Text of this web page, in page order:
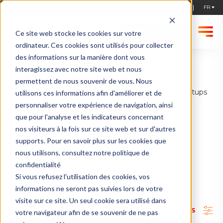
Ce site web stocke les cookies sur votre
ordinateur. Ces cookies sont utilisés pour collecter
des informations sur la manière dont vous
interagissez avec notre site web et nous
permettent de nous souvenir de vous. Nous
utilisons ces informations afin d'améliorer et de
personnaliser votre expérience de navigation, ainsi
que pour l'analyse et les indicateurs concernant
nos visiteurs à la fois sur ce site web et sur d'autres
supports. Pour en savoir plus sur les cookies que
nous utilisons, consultez notre politique de
confidentialité
Si vous refusez l'utilisation des cookies, vos
informations ne seront pas suivies lors de votre
visite sur ce site. Un seul cookie sera utilisé dans
votre navigateur afin de se souvenir de ne pas
STARTUPS, POSTULEZ !
ACCUEIL OFFRES D'EMPLOI
Offres d'emploi
Retrouvez les offres d'emploi des entreprises et startups
ANNUAIRE DES ENTREPRISES
0offre disponibles
TOUS LES FILTRES
Emplois startup | EuraTechnologies